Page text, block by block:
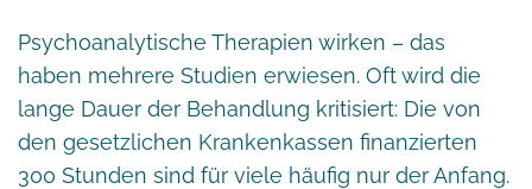
Psychoanalytische Therapien wirken – das
haben mehrere Studien erwiesen. Oft wird die
lange Dauer der Behandlung kritisiert: Die von
den gesetzlichen Krankenkassen finanzierten
300 Stunden sind für viele häufig nur der Anfang.